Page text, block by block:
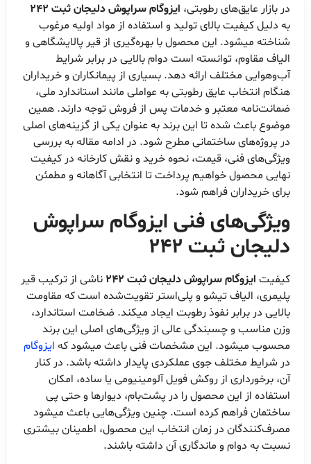
در بازار عایق‌های رطوبتی، ایزوگام سراپوش دلیجان ثبت 242
به دلیل کیفیت بالای تولید و استفاده از مواد اولیه مرغوب
شناخته میشود. این محصول با بهره‌گیری از قیر پالایشگاهی و
الیاف مقاوم، توانسته است دوام بالایی در برابر شرایط
آب‌وهوایی مختلف ارائه دهد. بسیاری از پیمانکاران و خریداران
هنگام انتخاب عایق رطوبتی به عواملی مانند استاندارد ملی،
ضمانت‌نامه معتبر و خدمات پس از فروش توجه دارند. همین
موضوع باعث شده تا این برند به عنوان یکی از گزینه‌های اصلی
در پروژه‌های ساختمانی مطرح شود. در ادامه مقاله به بررسی
ویژگی‌های فنی، قیمت، نحوه خرید و نقش کارخانه در کیفیت
نهایی محصول خواهیم پرداخت تا انتخابی آگاهانه و مطمئن
برای خریداران فراهم شود.
ویژگی‌های فنی ایزوگام سراپوش
دلیجان ثبت 242
کیفیت ایزوگام سراپوش دلیجان ثبت 242
ناشی از ترکیب قیر
پلیمری، الیاف تیشو و پلی‌استر تقویت‌شده است که مقاومت
بالایی در برابر نفوذ رطوبت ایجاد میکند. ضخامت استاندارد،
وزن مناسب و چسبندگی عالی از ویژگی‌های اصلی این برند
محسوب میشود. این مشخصات فنی باعث میشود که ایزوگام
در شرایط مختلف جوی عملکردی پایدار داشته باشد. در کنار
آن، برخورداری از روکش فویل آلومینیومی یا ساده، امکان
استفاده از این محصول را در پشت‌بام، دیوارها و حتی پی
ساختمان فراهم کرده است. چنین ویژگی‌هایی باعث میشود
مصرف‌کنندگان در زمان انتخاب این محصول، اطمینان بیشتری
نسبت به دوام و ماندگاری آن داشته باشند.